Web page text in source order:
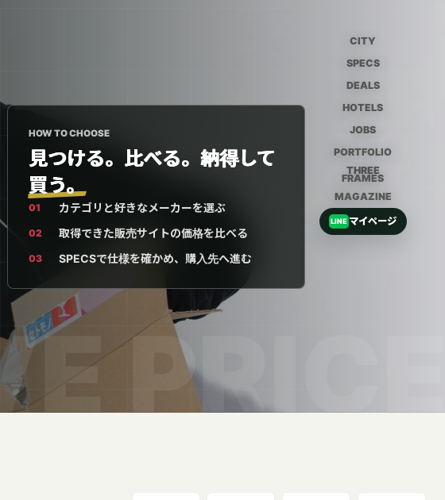
CITY
SPECS
DEALS
HOTELS
JOBS
PORTFOLIO
THREE
FRAMES
MAGAZINE
LINE マイページ
HOW TO CHOOSE
見つける。比べる。納得して
買う。
カテゴリと好きなメーカーを選ぶ
取得できた販売サイトの価格を比べる
SPECSで仕様を確かめ、購入先へ進む